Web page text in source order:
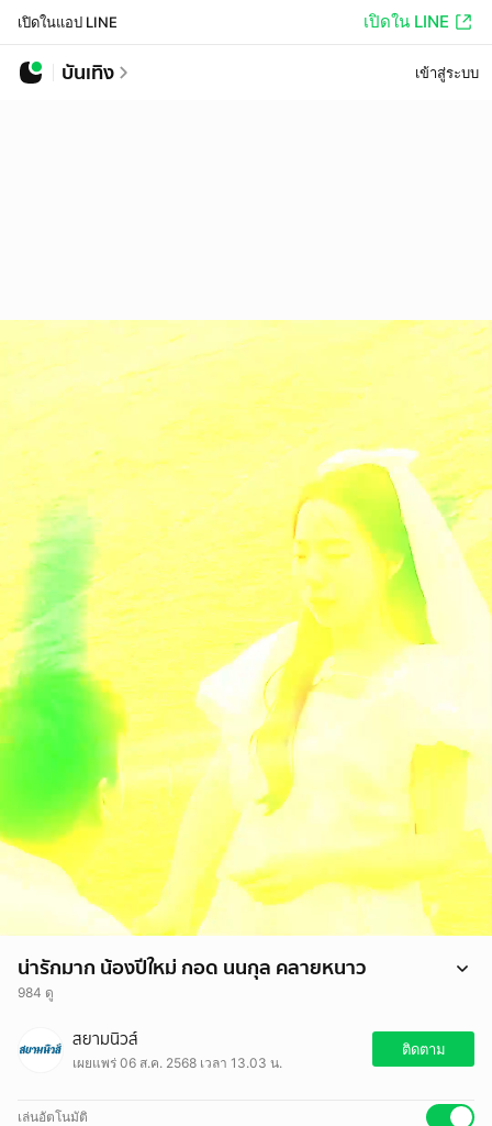
เปิดในแอป LINE เปิดใน LINE
บันเทิง เข้าสู่ระบบ
น่ารักมาก น้องปีใหม่ กอด นนกุล คลายหนาว
984 ดู
สยามนิวส์
เผยแพร่ 06 ส.ค. 2568 เวลา 13.03 น.
ติดตาม
เล่นอัตโนมัติ